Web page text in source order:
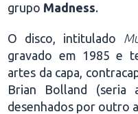
grupo Madness.
O disco, intitulado
gravado em 1985 e
artes da capa,
Brian Bolland (seria
desenhados por outro